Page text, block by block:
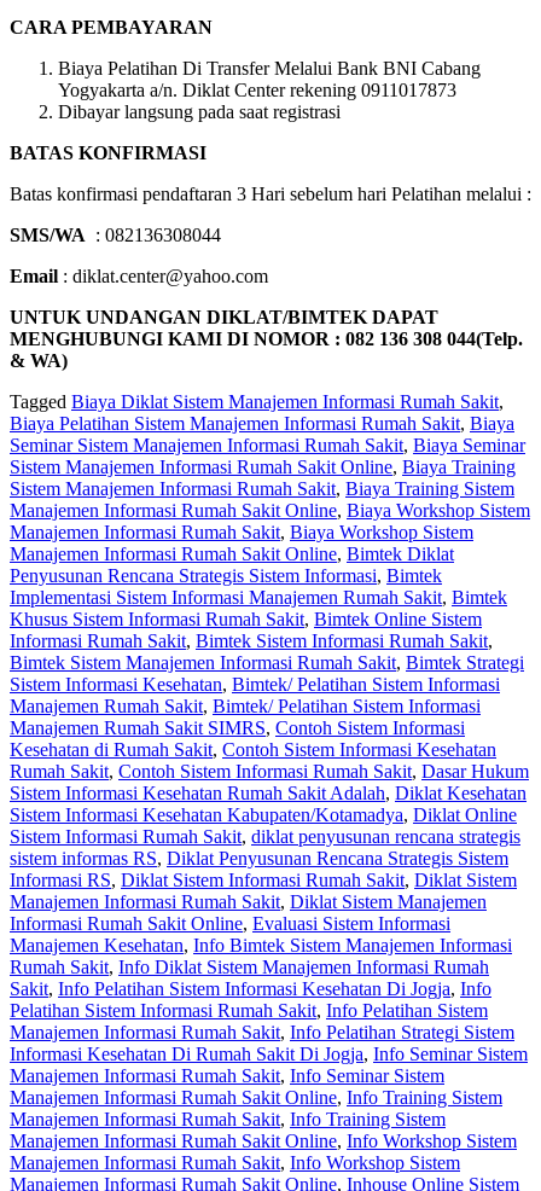
CARA PEMBAYARAN
Biaya Pelatihan Di Transfer Melalui Bank BNI Cabang
Yogyakarta a/n. Diklat Center rekening 0911017873
Dibayar langsung pada saat registrasi
BATAS KONFIRMASI
Batas konfirmasi pendaftaran 3 Hari sebelum hari Pelatihan melalui :
SMS/WA : 082136308044
Email : diklat.center@yahoo.com
UNTUK UNDANGAN DIKLAT/BIMTEK DAPAT
MENGHUBUNGI KAMI DI NOMOR : 082 136 308 044(Telp.
& WA)
Tagged Biaya Diklat Sistem Manajemen Informasi Rumah Sakit,
Biaya Pelatihan Sistem Manajemen Informasi Rumah Sakit, Biaya
Seminar Sistem Manajemen Informasi Rumah Sakit, Biaya Seminar
Sistem Manajemen Informasi Rumah Sakit Online, Biaya Training
Sistem Manajemen Informasi Rumah Sakit, Biaya Training Sistem
Manajemen Informasi Rumah Sakit Online, Biaya Workshop Sistem
Manajemen Informasi Rumah Sakit, Biaya Workshop Sistem
Manajemen Informasi Rumah Sakit Online, Bimtek Diklat
Penyusunan Rencana Strategis Sistem Informasi, Bimtek
Implementasi Sistem Informasi Manajemen Rumah Sakit, Bimtek
Khusus Sistem Informasi Rumah Sakit, Bimtek Online Sistem
Informasi Rumah Sakit, Bimtek Sistem Informasi Rumah Sakit,
Bimtek Sistem Manajemen Informasi Rumah Sakit, Bimtek Strategi
Sistem Informasi Kesehatan, Bimtek/ Pelatihan Sistem Informasi
Manajemen Rumah Sakit, Bimtek/ Pelatihan Sistem Informasi
Manajemen Rumah Sakit SIMRS, Contoh Sistem Informasi
Kesehatan di Rumah Sakit, Contoh Sistem Informasi Kesehatan
Rumah Sakit, Contoh Sistem Informasi Rumah Sakit, Dasar Hukum
Sistem Informasi Kesehatan Rumah Sakit Adalah, Diklat Kesehatan
Sistem Informasi Kesehatan Kabupaten/Kotamadya, Diklat Online
Sistem Informasi Rumah Sakit, diklat penyusunan rencana strategis
sistem informas RS, Diklat Penyusunan Rencana Strategis Sistem
Informasi RS, Diklat Sistem Informasi Rumah Sakit, Diklat Sistem
Manajemen Informasi Rumah Sakit, Diklat Sistem Manajemen
Informasi Rumah Sakit Online, Evaluasi Sistem Informasi
Manajemen Kesehatan, Info Bimtek Sistem Manajemen Informasi
Rumah Sakit, Info Diklat Sistem Manajemen Informasi Rumah
Sakit, Info Pelatihan Sistem Informasi Kesehatan Di Jogja, Info
Pelatihan Sistem Informasi Rumah Sakit, Info Pelatihan Sistem
Manajemen Informasi Rumah Sakit, Info Pelatihan Strategi Sistem
Informasi Kesehatan Di Rumah Sakit Di Jogja, Info Seminar Sistem
Manajemen Informasi Rumah Sakit, Info Seminar Sistem
Manajemen Informasi Rumah Sakit Online, Info Training Sistem
Manajemen Informasi Rumah Sakit, Info Training Sistem
Manajemen Informasi Rumah Sakit Online, Info Workshop Sistem
Manajemen Informasi Rumah Sakit, Info Workshop Sistem
Manajemen Informasi Rumah Sakit Online, Inhouse Online Sistem